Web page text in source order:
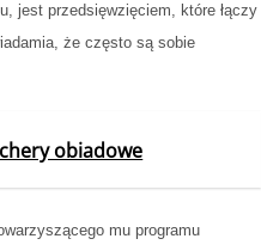
jest przedsięwzięciem, które łączy
że często są sobie
obiadowe
mu programu